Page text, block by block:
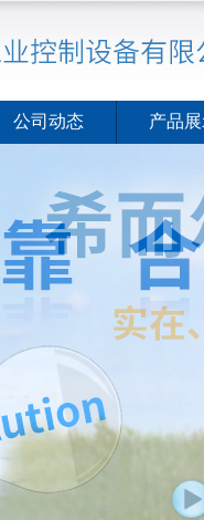
公司动态 产品